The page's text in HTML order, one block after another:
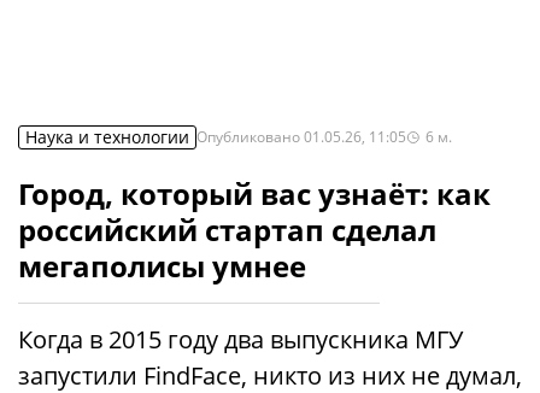
Наука и технологии Опубликовано01.05.26, 11:05 6 м.
Город, который вас узнаёт: как
российский стартап сделал
мегаполисы умнее
Когда в 2015 году два выпускника МГУ
запустили FindFace, никто из них не думал,